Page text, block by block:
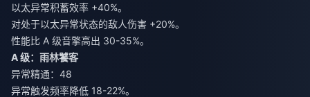
以太异常积蓄效率 +40%。
对处于以太异常状态的敌人伤害 +20%。
性能比 A 级音擎高出 30-35%。
A 级：雨林饕客
异常精通：48
异常触发频率降低 18-22%。